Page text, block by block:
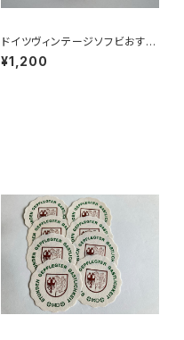
ドイツヴィンテージソフビおすま
しネコ？32
¥1,200